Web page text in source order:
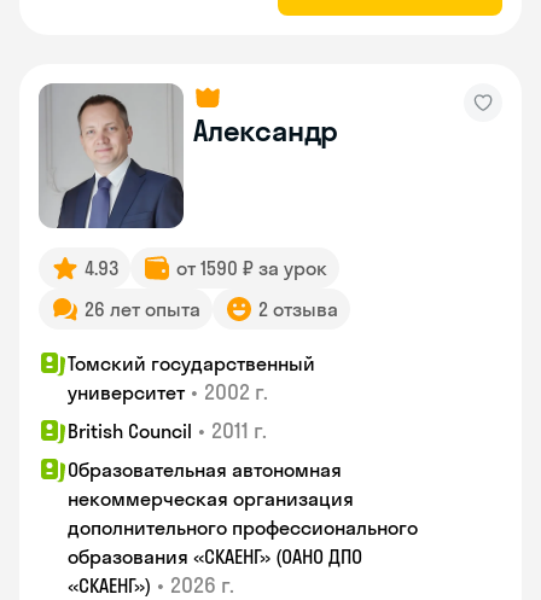
Александр
4.93
от 1590 ₽ за урок
26 лет опыта
2 отзыва
Томский государственный
университет • 2002 г.
British Council • 2011 г.
Образовательная автономная
некоммерческая организация
дополнительного профессионального
образования «СКАЕНГ» (ОАНО ДПО
«СКАЕНГ») • 2026 г.